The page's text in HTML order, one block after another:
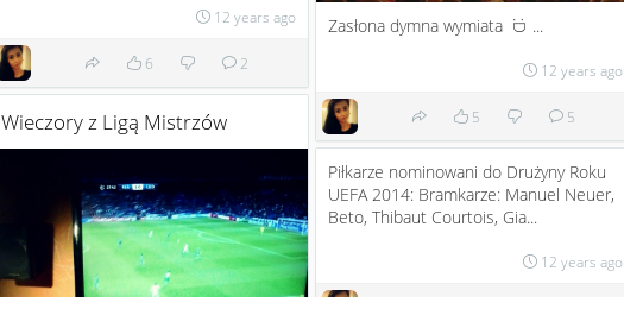
Zasłona dymna wymiata :D ...
12 years ago
5 5
12 years ago
6 2
Wieczory z Ligą Mistrzów
Piłkarze nominowani do Drużyny Roku
UEFA 2014: Bramkarze: Manuel Neuer,
Beto, Thibaut Courtois, Gia...
12 years ago